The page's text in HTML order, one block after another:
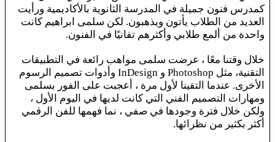
كمدرس فنون جميلة في المدرسة الثانوية بالأكاديمية ورأيت
العديد من الطلاب يأتون ويذهبون. لكن سلمى ابراهيم كانت
واحدة من ألمع طلابي وأكثرهم تفانيًا في الفنون.
خلال وقتنا معًا ، عرضت سلمى مواهب رائعة في التطبيقات
التقنية، مثل Photoshop و InDesign وأدوات تصميم الرسوم
الأخرى. عندما التقينا لأول مرة ، أعجبت على الفور بسلمى
ومهارات التصميم الفني التي كانت لديها في اليوم الأول ،
ولكن خلال فترة وجودها في صفي ، نما فهمها للفن الرقمي
أكثر بكثير من نظرائها.